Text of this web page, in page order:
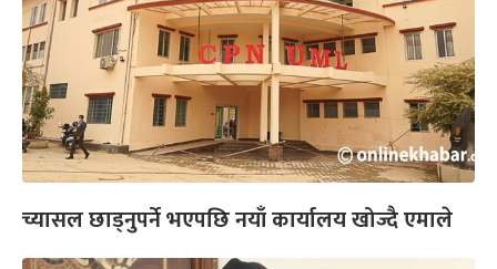
च्यासल छाड्नुपर्ने भएपछि नयाँ कार्यालय खोज्दै एमाले